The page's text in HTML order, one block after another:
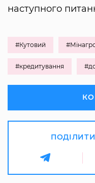
наступного
#Кутовий
#кредитування